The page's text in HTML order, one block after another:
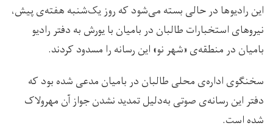
این رادیوها در حالی بسته می‌شود که روز یک‌شنبه‌ هفته‌ی پیش،
نیروهای استخبارات طالبان در بامیان با یورش به دفتر رادیو
بامیان در منطقه‌ی «شهر نو» این رسانه را مسدود کردند.
سخنگوی اداره‌ی محلی طالبان در بامیان مدعی شده بود که
دفتر این رسانه‌ی صوتی به‌دلیل تمدید نشدن جواز آن مهرولاک
شده است.